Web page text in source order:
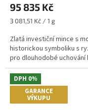
produktu
je
5,0
z
5
hvězdiček.
95 835 Kč
Měrná
3 081,51 Kč / 1 g
Zlatá investiční mince s
historickou symboliku s
pro dlouhodobé uchování
DPH 0%
GARANCE
VÝKUPU